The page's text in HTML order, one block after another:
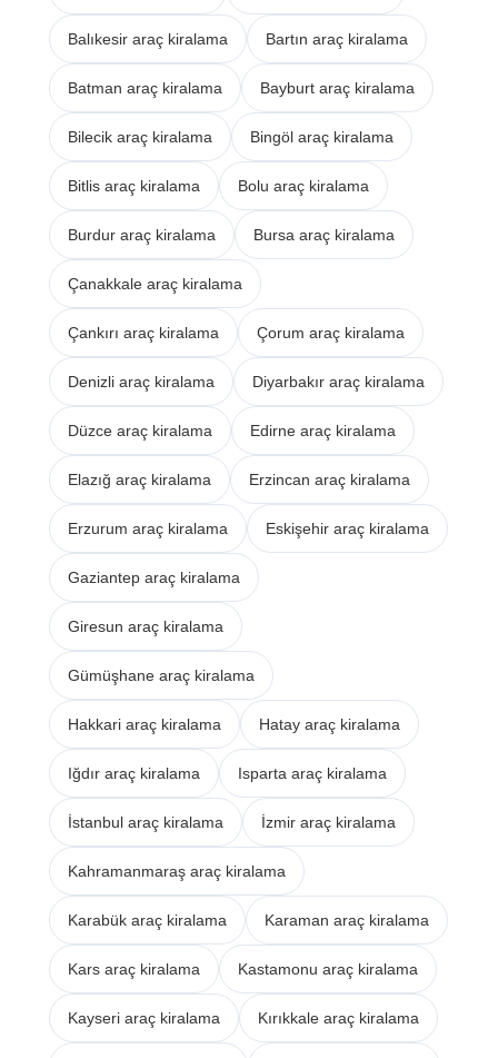
Balıkesir araç kiralama Bartın araç kiralama
Batman araç kiralama Bayburt araç kiralama
Bilecik araç kiralama Bingöl araç kiralama
Bitlis araç kiralama Bolu araç kiralama
Burdur araç kiralama Bursa araç kiralama
Çanakkale araç kiralama
Çankırı araç kiralama Çorum araç kiralama
Denizli araç kiralama Diyarbakır araç kiralama
Düzce araç kiralama Edirne araç kiralama
Elazığ araç kiralama Erzincan araç kiralama
Erzurum araç kiralama Eskişehir araç kiralama
Gaziantep araç kiralama
Giresun araç kiralama
Gümüşhane araç kiralama
Hakkari araç kiralama Hatay araç kiralama
Iğdır araç kiralama Isparta araç kiralama
İstanbul araç kiralama İzmir araç kiralama
Kahramanmaraş araç kiralama
Karabük araç kiralama Karaman araç kiralama
Kars araç kiralama Kastamonu araç kiralama
Kayseri araç kiralama Kırıkkale araç kiralama